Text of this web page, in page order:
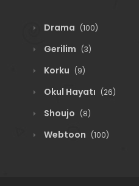
Drama (100)
Gerilim (3)
Korku (9)
Okul Hayatı (26)
Shoujo (8)
Webtoon (100)